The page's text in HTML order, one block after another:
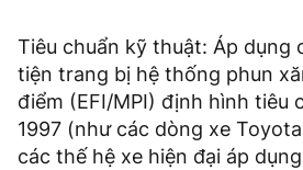
Tiêu chuẩn kỹ thuật: Áp dụng
tiện trang bị hệ thống phun
điểm (EFI/MPI) định hình tiêu
1997 (như các dòng xe
các thế hệ xe hiện đại áp